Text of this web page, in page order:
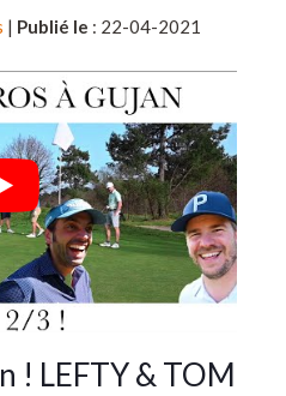
| Publié le : 22-04-2021
! LEFTY & TOM